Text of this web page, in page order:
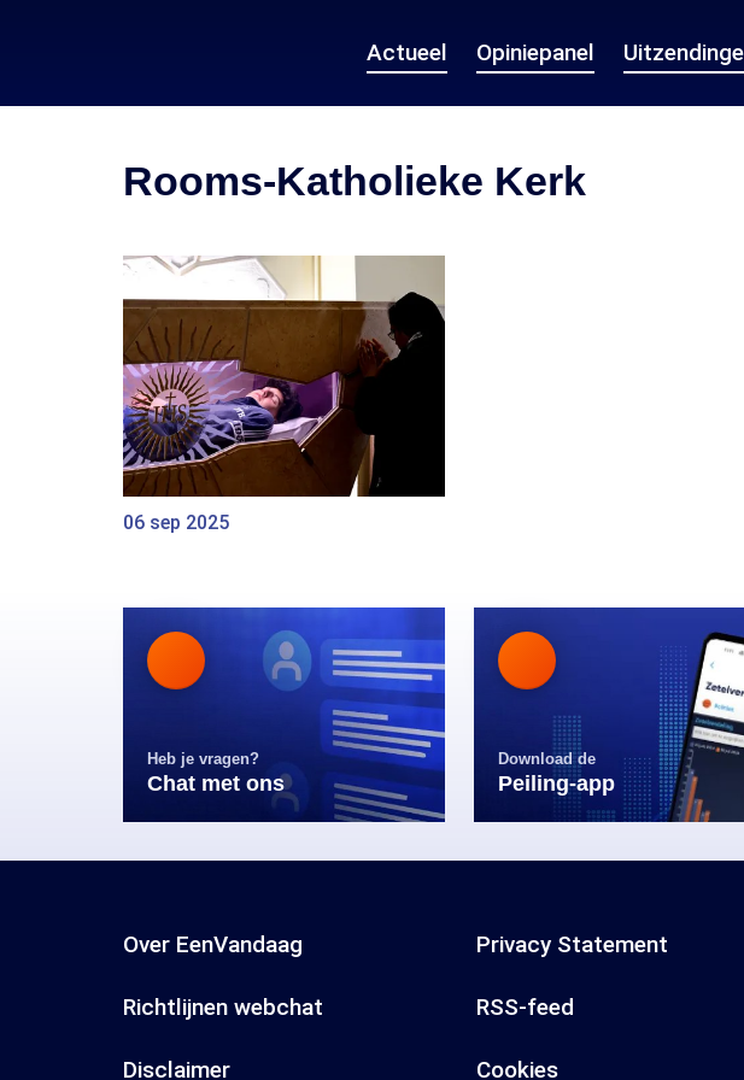
Actueel Opiniepanel
Rooms-Katholieke Kerk
06 sep 2025
Heb je vragen?
Chat met ons
Download de
Peiling-app
Over EenVandaag Privacy Statement
Richtlijnen webchat RSS-feed
Disclaimer Cookies